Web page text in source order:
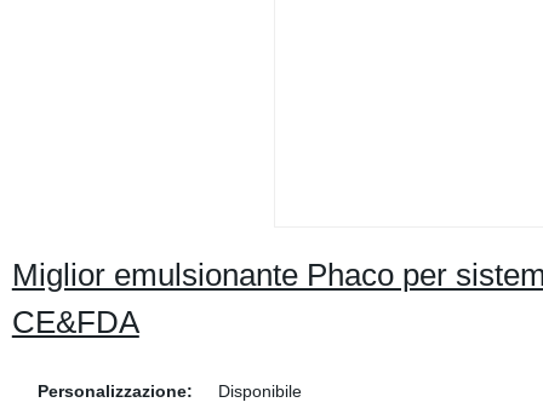
Miglior emulsionante Phaco per
CE&FDA
Personalizzazione:
Disponibile